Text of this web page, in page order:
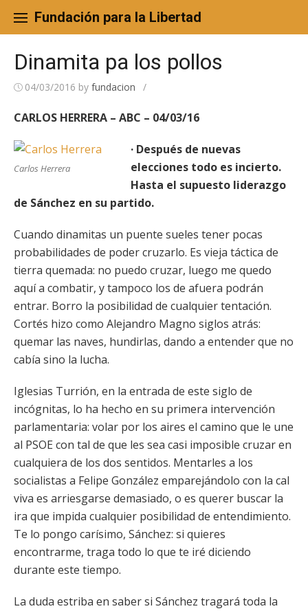
content
Fundación para la Libertad
Dinamita pa los pollos
04/03/2016 by fundacion /
CARLOS HERRERA – ABC – 04/03/16
Carlos Herrera
· Después de nuevas
elecciones todo es incierto.
Hasta el supuesto liderazgo
de Sánchez en su partido.
Cuando dinamitas un puente sueles tener pocas
probabilidades de poder cruzarlo. Es vieja táctica de
tierra quemada: no puedo cruzar, luego me quedo
aquí a combatir, y tampoco los de afuera podrán
entrar. Borro la posibilidad de cualquier tentación.
Cortés hizo como Alejandro Magno siglos atrás:
quemar las naves, hundirlas, dando a entender que no
cabía sino la lucha.
Iglesias Turrión, en la entrada de este siglo de
incógnitas, lo ha hecho en su primera intervención
parlamentaria: volar por los aires el camino que le une
al PSOE con tal de que les sea casi imposible cruzar en
cualquiera de los dos sentidos. Mentarles a los
socialistas a Felipe González emparejándolo con la cal
viva es arriesgarse demasiado, o es querer buscar la
ira que impida cualquier posibilidad de entendimiento.
Te lo pongo carísimo, Sánchez: si quieres
encontrarme, traga todo lo que te iré diciendo
durante este tiempo.
La duda estriba en saber si Sánchez tragará toda la